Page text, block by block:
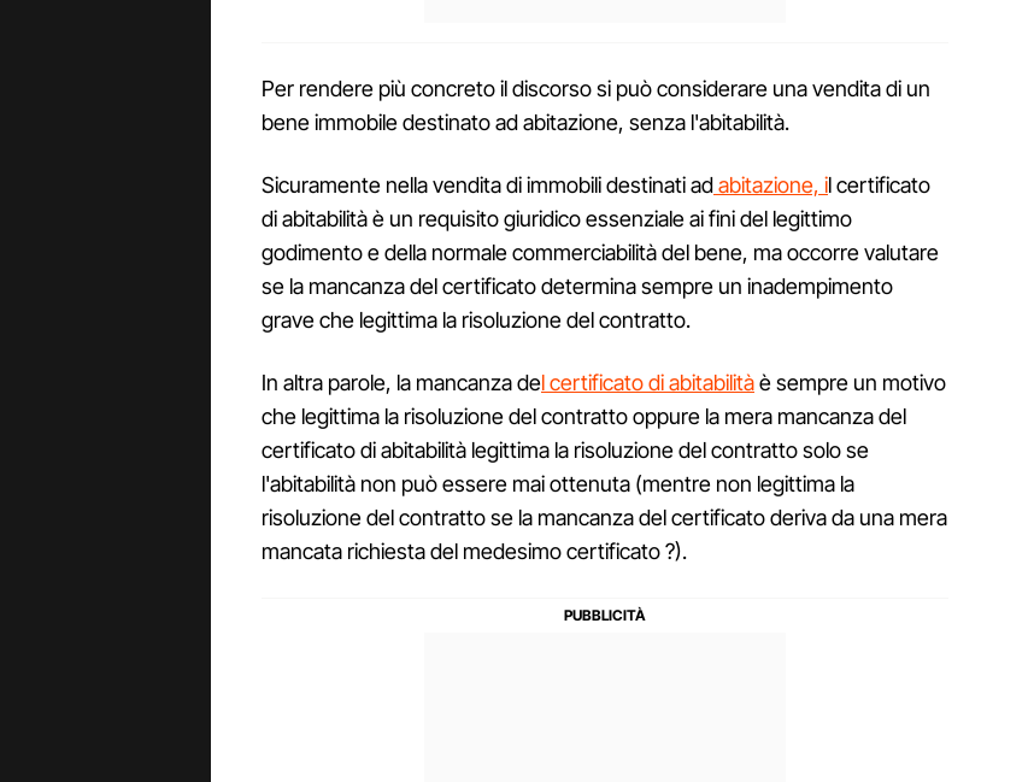
Per rendere più concreto il discorso si può considerare una vendita di un
bene immobile destinato ad abitazione, senza l'abitabilità.
Sicuramente nella vendita di immobili destinati adabitazione, il certificato
di abitabilità è un requisito giuridico essenziale ai fini del legittimo
godimento e della normale commerciabilità del bene, ma occorre valutare
se la mancanza del certificato determina sempre un inadempimento
grave che legittima la risoluzione del contratto.
In altra parole, la mancanza del certificato di abitabilitàè sempre un motivo
che legittima la risoluzione del contratto oppure la mera mancanza del
certificato di abitabilità legittima la risoluzione del contratto solo se
l'abitabilità non può essere mai ottenuta (mentre non legittima la
risoluzione del contratto se la mancanza del certificato deriva da una mera
mancata richiesta del medesimo certificato ?).